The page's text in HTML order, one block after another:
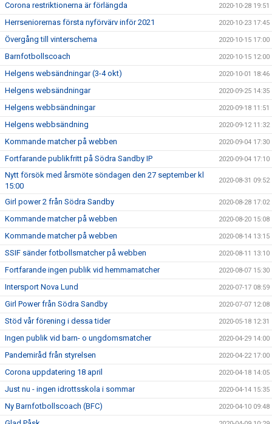
Corona restriktionerna är förlängda 2020-10-28 19:51
Herrseniorernas första nyförvärv inför 2021 2020-10-23 17:45
Övergång till vinterschema 2020-10-15 17:00
Barnfotbollscoach 2020-10-15 12:00
Helgens websändningar (3-4 okt) 2020-10-01 18:46
Helgens websändningar 2020-09-25 14:35
Helgens webbsändningar 2020-09-18 11:51
Helgens webbsändning 2020-09-12 11:32
Kommande matcher på webben 2020-09-04 17:30
Fortfarande publikfritt på Södra Sandby IP 2020-09-04 17:10
Nytt försök med årsmöte söndagen den 27 september kl
15:00
2020-08-31 09:52
Girl power 2 från Södra Sandby 2020-08-28 17:02
Kommande matcher på webben 2020-08-20 15:08
Kommande matcher på webben 2020-08-14 13:15
SSIF sänder fotbollsmatcher på webben 2020-08-11 13:10
Fortfarande ingen publik vid hemmamatcher 2020-08-07 15:30
Intersport Nova Lund 2020-07-17 08:59
Girl Power från Södra Sandby 2020-07-07 12:08
Stöd vår förening i dessa tider 2020-05-18 12:31
Ingen publik vid barn- o ungdomsmatcher 2020-04-29 14:00
Pandemiråd från styrelsen 2020-04-22 17:00
Corona uppdatering 18 april 2020-04-18 14:05
Just nu - ingen idrottsskola i sommar 2020-04-14 15:35
Ny Barnfotbollscoach (BFC) 2020-04-10 09:48